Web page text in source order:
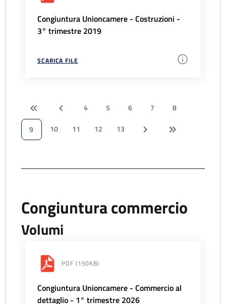
Congiuntura Unioncamere - Costruzioni -
3° trimestre 2019
SCARICA FILE
4 5 6 7
8
9
10 11 12 13
Congiuntura commercio
Volumi
PDF (150KB)
Congiuntura Unioncamere - Commercio al
dettaglio - 1° trimestre 2026